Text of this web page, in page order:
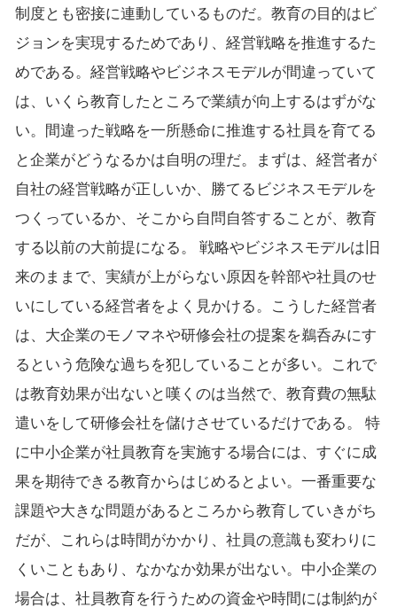
制度とも密接に連動しているものだ。教育の目的はビ
ジョンを実現するためであり、経営戦略を推進するた
めである。経営戦略やビジネスモデルが間違っていて
は、いくら教育したところで業績が向上するはずがな
い。間違った戦略を一所懸命に推進する社員を育てる
と企業がどうなるかは自明の理だ。まずは、経営者が
自社の経営戦略が正しいか、勝てるビジネスモデルを
つくっているか、そこから自問自答することが、教育
する以前の大前提になる。 戦略やビジネスモデルは旧
来のままで、実績が上がらない原因を幹部や社員のせ
いにしている経営者をよく見かける。こうした経営者
は、大企業のモノマネや研修会社の提案を鵜呑みにす
るという危険な過ちを犯していることが多い。これで
は教育効果が出ないと嘆くのは当然で、教育費の無駄
遣いをして研修会社を儲けさせているだけである。 特
に中小企業が社員教育を実施する場合には、すぐに成
果を期待できる教育からはじめるとよい。一番重要な
課題や大きな問題があるところから教育していきがち
だが、これらは時間がかかり、社員の意識も変わりに
くいこともあり、なかなか効果が出ない。中小企業の
場合は、社員教育を行うための資金や時間には制約が